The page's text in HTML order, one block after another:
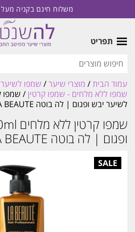
משלוח חינם בקניה מעל 199 ש"ח
תפריט
עמוד הבית/ מוצרי שיער/ שמפו לשיער
שמפו ללא מלחים - שמפו קרטין
לשיער יבש ופגום | לה בוטה LA BEAUTE
ופגום | לה בוטה LA BEAUTE